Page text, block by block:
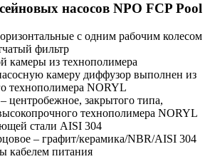
насосов NPO FCP Pool
с одним рабочим колесом
фильтр
камеры из технополимера
камеру диффузор выполнен из
технополимера NORYL
центробежное, закрытого типа,
технополимера NORYL
стали AISI 304
– графит/керамика/NBR/AISI 304
кабелем питания